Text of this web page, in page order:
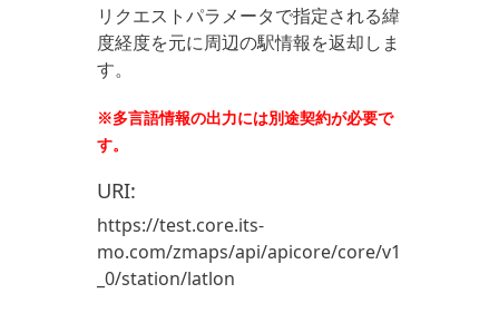
リクエストパラメータで指定される緯
度経度を元に周辺の駅情報を返却しま
す。
※多言語情報の出力には別途契約が必要で
す。
URI:
https://test.core.its-
mo.com/zmaps/api/apicore/core/v1
_0/station/latlon